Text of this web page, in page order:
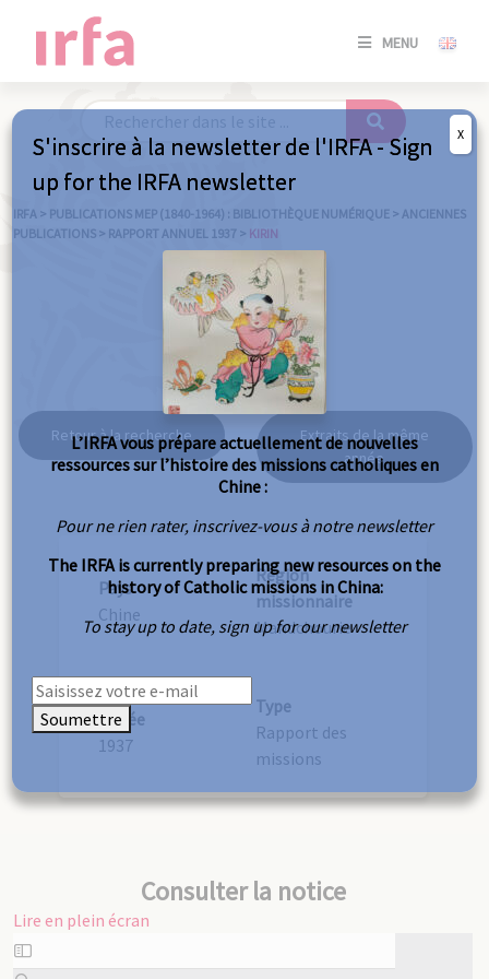
MENU
SE
/
IRFA > PUBLICATIONS MEP (1840-1964) : BIBLIOTHÈQUE NUMÉRIQUE > ANCIENNES
PUBLICATIONS > RAPPORT ANNUEL 1937 > KIRIN
Kirin
Retour à la recherche
Extraits de la même
année
Pays
Chine
Région
missionnaire
Mandchourie
Année
1937
Type
Rapport des
missions
Consulter la notice
Lire en plein écran
Aller
au
S'inscrire à la newsletter de l'IRFA - Sign
up for the IRFA newsletter
L’IRFA vous prépare actuellement de nouvelles
ressources sur l’histoire des missions catholiques en
Chine :
Pour ne rien rater, inscrivez-vous à notre newsletter
The IRFA is currently preparing new resources on the
history of Catholic missions in China:
To stay up to date, sign up for our newsletter
Soumettre
X